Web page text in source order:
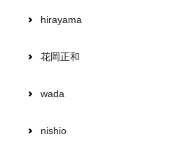
hirayama
花岡正和
wada
nishio